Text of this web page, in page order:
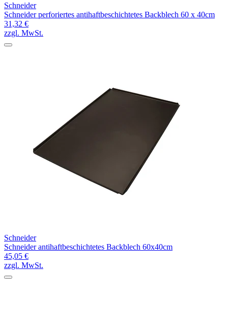
Schneider
Schneider perforiertes antihaftbeschichtetes Backblech 60 x 40cm
31,32 €
zzgl. MwSt.
Schneider
Schneider antihaftbeschichtetes Backblech 60x40cm
45,05 €
zzgl. MwSt.